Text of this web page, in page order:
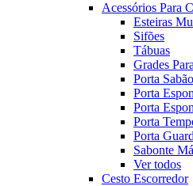
Acessórios Para
Esteiras
Sifões
Tábuas
Grades
Porta
Porta
Porta
Porta
Porta
Sabonte
Ver todos
Cesto Escorredor